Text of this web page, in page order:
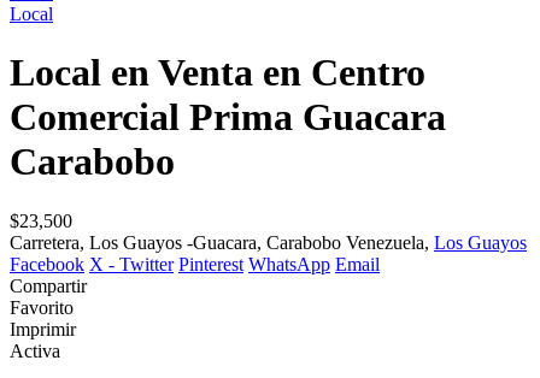
Local
Local en Venta en Centro
Comercial Prima Guacara
Carabobo
$23,500
Carretera, Los Guayos -Guacara, Carabobo Venezuela, Los Guayos
Facebook X - Twitter Pinterest WhatsApp Email
Compartir
Favorito
Imprimir
Activa